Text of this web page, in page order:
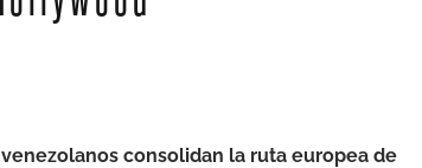
consolidan la ruta europea de